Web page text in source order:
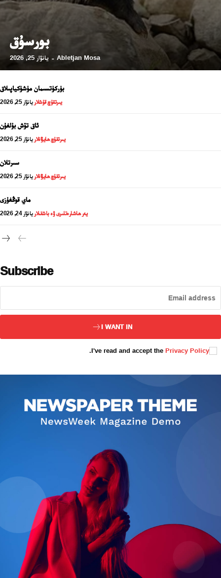
ئەزا بولاي
تور بېكىتىمىز
ئاناسەھىپە
بىز كىم؟
بورسۇق
Abletjan Mosa
- يانۋار 25, 2026
بۈركۈتسىمان مۈشۈكياپىلاق
يىرتقۇچ قۇشلار يانۋار 25, 2026
ئاق تۆش بۇلغۇن
يىرتقۇچ ھايۋانلار يانۋار 25, 2026
سىرتلان
يىرتقۇچ ھايۋانلار يانۋار 25, 2026
ماي قوڭغۇزى
يەر ھاشارەتلىرى ۋە باشقىلار يانۋار 24, 2026
Subscribe
I WANT IN
I've read and accept the Privacy Policy
.